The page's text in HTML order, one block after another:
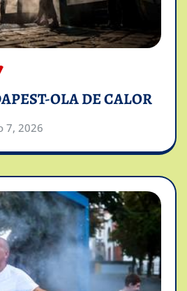
OLA DE CALOR
7, 2026